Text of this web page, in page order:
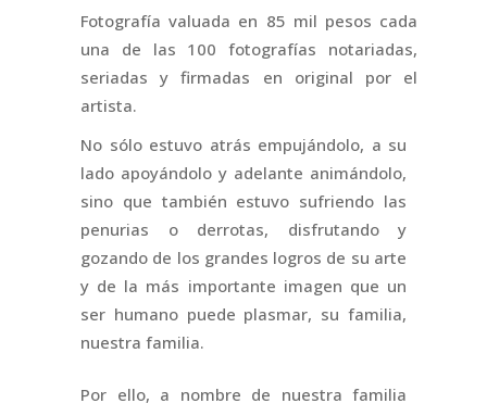
Fotografía valuada en 85 mil pesos cada
una de las 100 fotografías notariadas,
seriadas y firmadas en original por el
artista.
No sólo estuvo atrás empujándolo, a su
lado apoyándolo y adelante animándolo,
sino que también estuvo sufriendo las
penurias o derrotas, disfrutando y
gozando de los grandes logros de su arte
y de la más importante imagen que un
ser humano puede plasmar, su familia,
nuestra familia.
Por ello, a nombre de nuestra familia